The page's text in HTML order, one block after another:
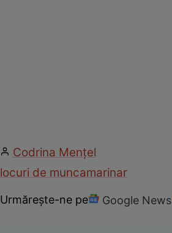
Codrina Mențel
locuri de muncamarinar
Urmărește-ne pe Google News